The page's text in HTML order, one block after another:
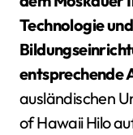
Technologie
entsprechende
ausländischen
of Hawaii Hilo